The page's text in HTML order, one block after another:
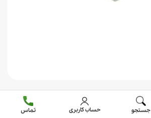
جستجو حساب کاربری تماس